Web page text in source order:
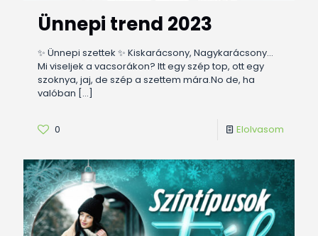
Ünnepi trend 2023
✨ Ünnepi szettek ✨ Kiskarácsony, Nagykarácsony…
Mi viseljek a vacsorákon? Itt egy szép top, ott egy
szoknya, jaj, de szép a szettem mára.No de, ha
valóban […]
0 Elolvasom